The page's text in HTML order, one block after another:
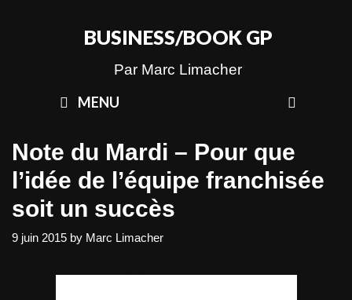
BUSINESS/BOOK GP
Par Marc Limacher
MENU
Note du Mardi – Pour que
l’idée de l’équipe franchisée
soit un succès
9 juin 2015 by Marc Limacher